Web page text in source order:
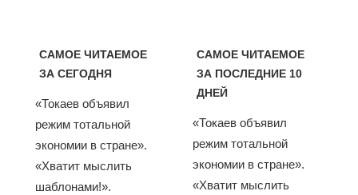
САМОЕ ЧИТАЕМОЕ
ЗА СЕГОДНЯ
«Токаев объявил
режим тотальной
экономии в стране».
«Хватит мыслить
шаблонами!».
САМОЕ ЧИТАЕМОЕ
ЗА ПОСЛЕДНИЕ 10
ДНЕЙ
«Токаев объявил
режим тотальной
экономии в стране».
«Хватит мыслить